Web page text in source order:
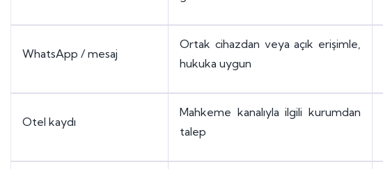
WhatsApp / mesaj
Ortak cihazdan veya açık erişimle,
hukuka uygun
Otel kaydı
Mahkeme kanalıyla ilgili kurumdan
talep